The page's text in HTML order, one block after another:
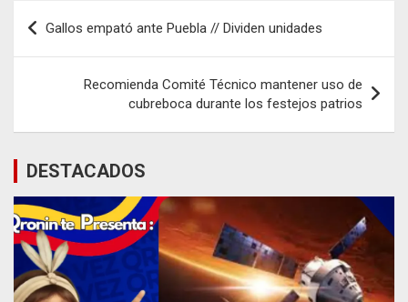
Navegación
de
entradas
Gallos empató ante Puebla // Dividen unidades
Recomienda Comité Técnico mantener uso de
cubreboca durante los festejos patrios
DESTACADOS